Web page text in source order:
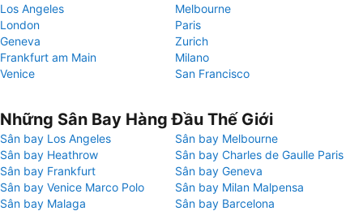
Los Angeles
Melbourne
London
Paris
Geneva
Zurich
Frankfurt am Main
Milano
Venice
San Francisco
Những Sân Bay Hàng Đầu Thế Giới
Sân bay Los Angeles
Sân bay Melbourne
Sân bay Heathrow
Sân bay Charles de Gaulle Paris
Sân bay Frankfurt
Sân bay Geneva
Sân bay Venice Marco Polo
Sân bay Milan Malpensa
Sân bay Malaga
Sân bay Barcelona